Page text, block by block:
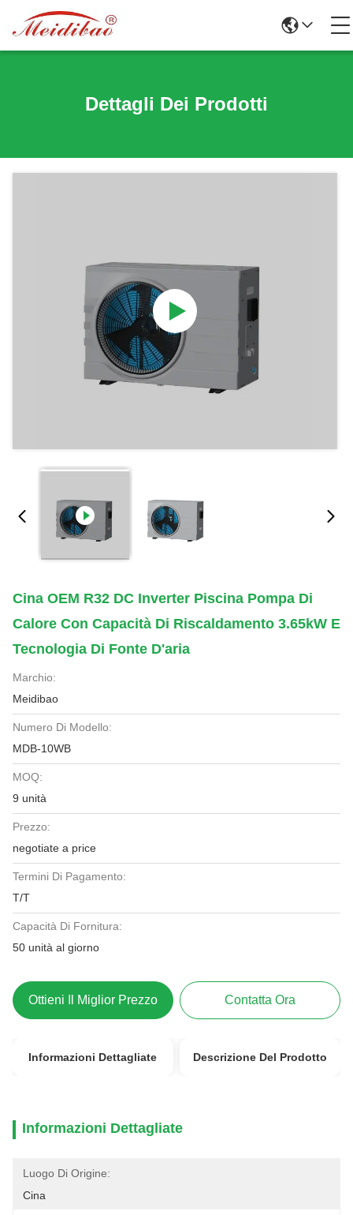
Dettagli Dei Prodotti
Cina OEM R32 DC Inverter Piscina Pompa Di
Calore Con Capacità Di Riscaldamento 3.65kW E
Tecnologia Di Fonte D'aria
Marchio:
Meidibao
Numero Di Modello:
MDB-10WB
MOQ:
9 unità
Prezzo:
negotiate a price
Termini Di Pagamento:
T/T
Capacità Di Fornitura:
50 unità al giorno
Ottieni Il Miglior Prezzo Contatta Ora
Informazioni Dettagliate Descrizione Del Prodotto
Informazioni Dettagliate
Luogo Di Origine:
Cina